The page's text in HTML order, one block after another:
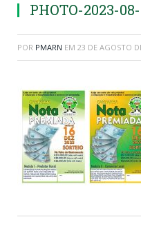
PHOTO-2023-
POR PMARN EM 23 DE AGOSTO